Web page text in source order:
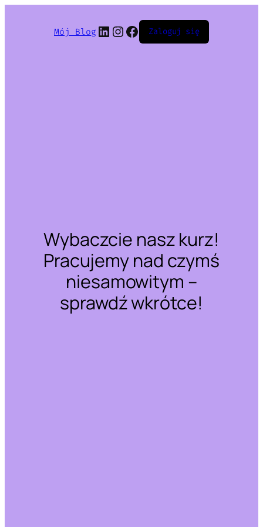
Mój Blog LinkedIn
Instagram
Facebook
Zaloguj się
Wybaczcie nasz kurz!
Pracujemy nad czymś
niesamowitym –
sprawdź wkrótce!